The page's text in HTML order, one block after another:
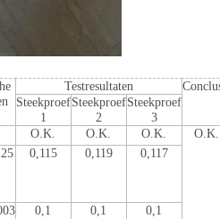
Testresultaten
Steekproef
1
Steekproef
2
Steekproef
3
O.K. O.K. O.K.
O.K.
0,115 0,119 0,117
0,1 0,1 0,1